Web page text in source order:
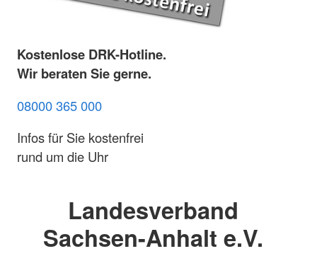
Kostenlose DRK-Hotline.
Wir beraten Sie gerne.
08000 365 000
Infos für Sie kostenfrei
rund um die Uhr
Landesverband
Sachsen-Anhalt e.V.